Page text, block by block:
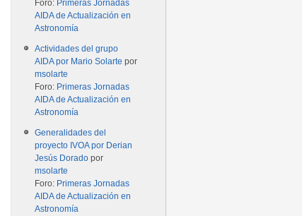
Foro: Primeras Jornadas
AIDA de Actualización en
Astronomía
Actividades del grupo
AIDA por Mario Solarte por
msolarte
Foro: Primeras Jornadas
AIDA de Actualización en
Astronomía
Generalidades del
proyecto IVOA por Derian
Jesús Dorado por
msolarte
Foro: Primeras Jornadas
AIDA de Actualización en
Astronomía